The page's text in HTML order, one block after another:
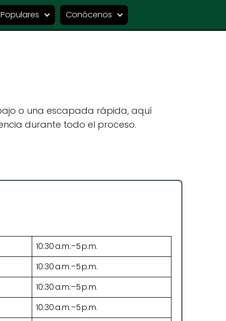
Populares Conócenos
o una escapada rápida, aquí
durante todo el proceso.
10:30 a.m.–5 p.m.
10:30 a.m.–5 p.m.
10:30 a.m.–5 p.m.
10:30 a.m.–5 p.m.